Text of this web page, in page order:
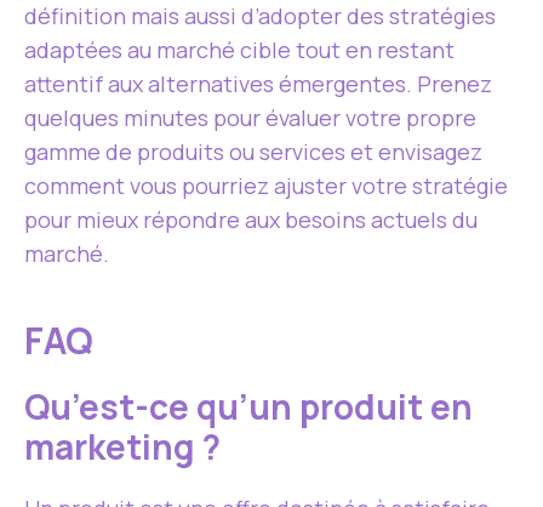
définition mais aussi d’adopter des stratégies
adaptées au marché cible tout en restant
attentif aux alternatives émergentes. Prenez
quelques minutes pour évaluer votre propre
gamme de produits ou services et envisagez
comment vous pourriez ajuster votre stratégie
pour mieux répondre aux besoins actuels du
marché.
FAQ
Qu’est-ce qu’un produit en
marketing ?